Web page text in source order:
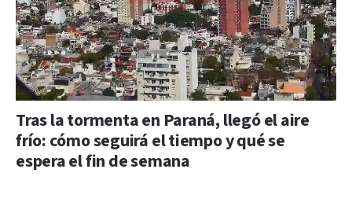
Tras la tormenta en Paraná, llegó el aire
frío: cómo seguirá el tiempo y qué se
espera el fin de semana